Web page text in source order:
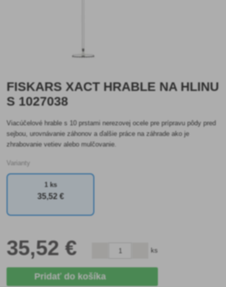
FISKARS XACT HRABLE NA HLINU
S 1027038
Viacúčelové hrable s 10 prstami nerezovej ocele pre prípravu pôdy pred
sejbou, urovnávanie záhonov a ďalšie práce na záhrade ako je
zhrabovanie vetiev alebo mulčovanie.
Varianty
1 ks
35,52 €
35,52 € ks
Pridať do košíka